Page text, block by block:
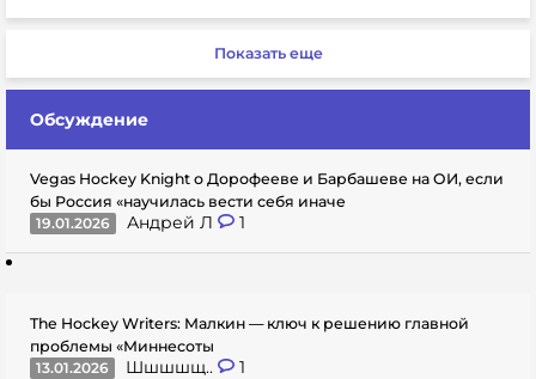
Показать еще
Обсуждение
Vegas Hockey Knight о Дорофееве и Барбашеве на ОИ, если
бы Россия «научилась вести себя иначе
19.01.2026
Андрей Л 1
The Hockey Writers: Малкин — ключ к решению главной
проблемы «Миннесоты
13.01.2026
Шшшшщ.. 1